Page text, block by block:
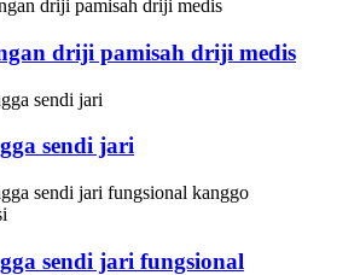
driji pamisah driji medis
sendi jari
sendi jari fungsional